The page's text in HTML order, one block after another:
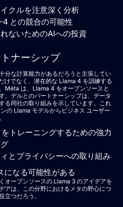
クルを注意深く分析
との競合の可能性
ないためのAIへの投資
ナーシップ
分な計算能力があるだろうと主張してい
けでなく、潜在的な Llama 4 を訓練する
Méta は、Llama 4 をオープンソースと
。デルとのパートナーシップは、データ
る同社の取り組みを示しています。これ
の Llama モデルからビジネス ユーザー
トレーニングするための強力
とプライバシーへの取り組み
なる可能性がある
オープンソースの Llama 3 のアイデアを
アは、この分野におけるメタの野心につ
立つだろう。